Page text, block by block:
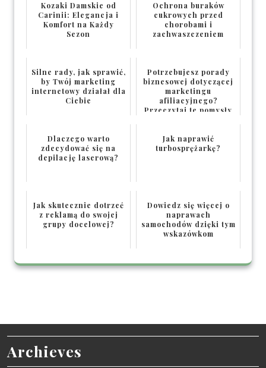
Kozaki Damskie od
Carinii: Elegancja i
Komfort na Każdy
Sezon
Ochrona buraków
cukrowych przed
chorobami i
zachwaszczeniem
Silne rady, jak sprawić,
by Twój marketing
internetowy działał dla
Ciebie
Potrzebujesz porady
biznesowej dotyczącej
marketingu
afiliacyjnego?
Przeczytaj te pomysły
Dlaczego warto
zdecydować się na
depilację laserową?
Jak naprawić
turbosprężarkę?
Jak skutecznie dotrzeć
z reklamą do swojej
grupy docelowej?
Dowiedz się więcej o
naprawach
samochodów dzięki tym
wskazówkom
Archieves